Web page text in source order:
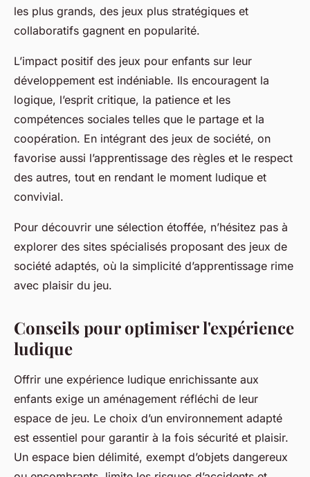
les plus grands, des jeux plus stratégiques et
collaboratifs gagnent en popularité.
L’impact positif des jeux pour enfants sur leur
développement est indéniable. Ils encouragent la
logique, l’esprit critique, la patience et les
compétences sociales telles que le partage et la
coopération. En intégrant des jeux de société, on
favorise aussi l’apprentissage des règles et le respect
des autres, tout en rendant le moment ludique et
convivial.
Pour découvrir une sélection étoffée, n’hésitez pas à
explorer des sites spécialisés proposant des jeux de
société adaptés, où la simplicité d’apprentissage rime
avec plaisir du jeu.
Conseils pour optimiser l'expérience
ludique
Offrir une expérience ludique enrichissante aux
enfants exige un aménagement réfléchi de leur
espace de jeu. Le choix d’un environnement adapté
est essentiel pour garantir à la fois sécurité et plaisir.
Un espace bien délimité, exempt d’objets dangereux